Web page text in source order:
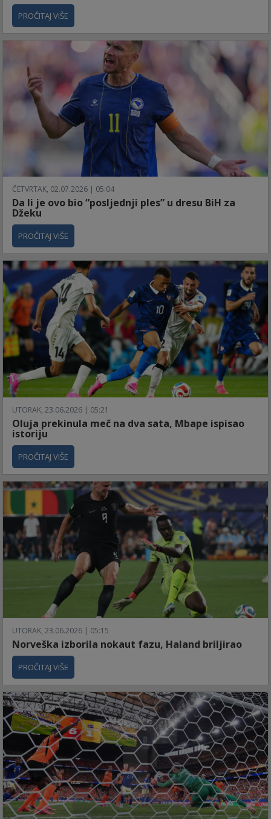
PROČITAJ VIŠE
ČETVRTAK, 02.07.2026 | 05:04
Da li je ovo bio “posljednji ples” u dresu BiH za
Džeku
PROČITAJ VIŠE
UTORAK, 23.06.2026 | 05:21
Oluja prekinula meč na dva sata, Mbape ispisao
istoriju
PROČITAJ VIŠE
UTORAK, 23.06.2026 | 05:15
Norveška izborila nokaut fazu, Haland briljirao
PROČITAJ VIŠE